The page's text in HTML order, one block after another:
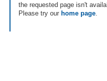
the requested page isn't
Please try our home page.